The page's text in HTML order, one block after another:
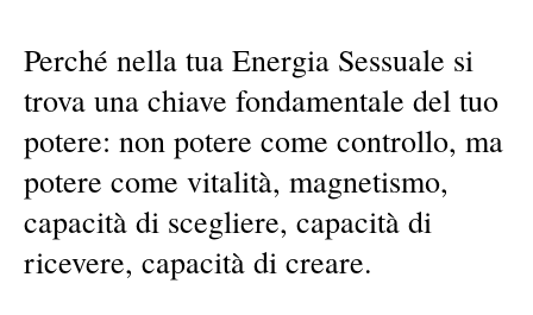
Perché nella tua Energia Sessuale si
trova una chiave fondamentale del tuo
potere: non potere come controllo, ma
potere come vitalità, magnetismo,
capacità di scegliere, capacità di
ricevere, capacità di creare.